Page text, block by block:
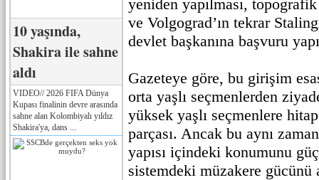
10 yaşında,
Shakira ile sahne
aldı
VIDEO// 2026 FIFA Dünya
Kupası finalinin devre arasında
sahne alan Kolombiyalı yıldız
Shakira'ya, dans ...
yeniden yapılması,
ve Volgograd’ın tekrar
devlet başkanına başvuru
Gazeteye göre, bu girişim
orta yaşlı seçmenlerden
yüksek yaşlı seçmenlere
parçası. Ancak bu aynı
yapısı içindeki konumunu
sistemdeki müzakere gücünü